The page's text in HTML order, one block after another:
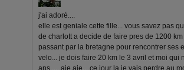
j'ai adoré....
elle est geniale cette fille... vous savez pas
de charlott a decide de faire pres de 1200
passant par la bretagne pour rencontrer ses
velo... je dois faire 20 km le 3 avril et moi qui
ans .... aie aie... ce jour la je vais perdre au